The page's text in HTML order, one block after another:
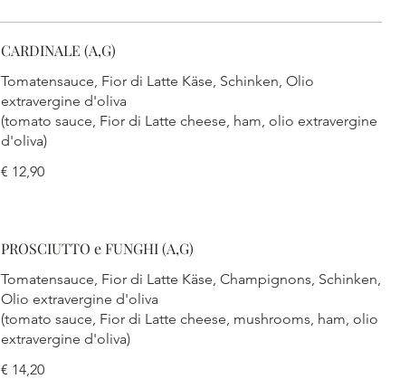
CARDINALE (A,G)
Tomatensauce, Fior di Latte Käse, Schinken, Olio
extravergine d'oliva
(tomato sauce, Fior di Latte cheese, ham, olio extravergine
d'oliva)
€ 12,90
PROSCIUTTO e FUNGHI (A,G)
Tomatensauce, Fior di Latte Käse, Champignons, Schinken,
Olio extravergine d'oliva
(tomato sauce, Fior di Latte cheese, mushrooms, ham, olio
extravergine d'oliva)
€ 14,20